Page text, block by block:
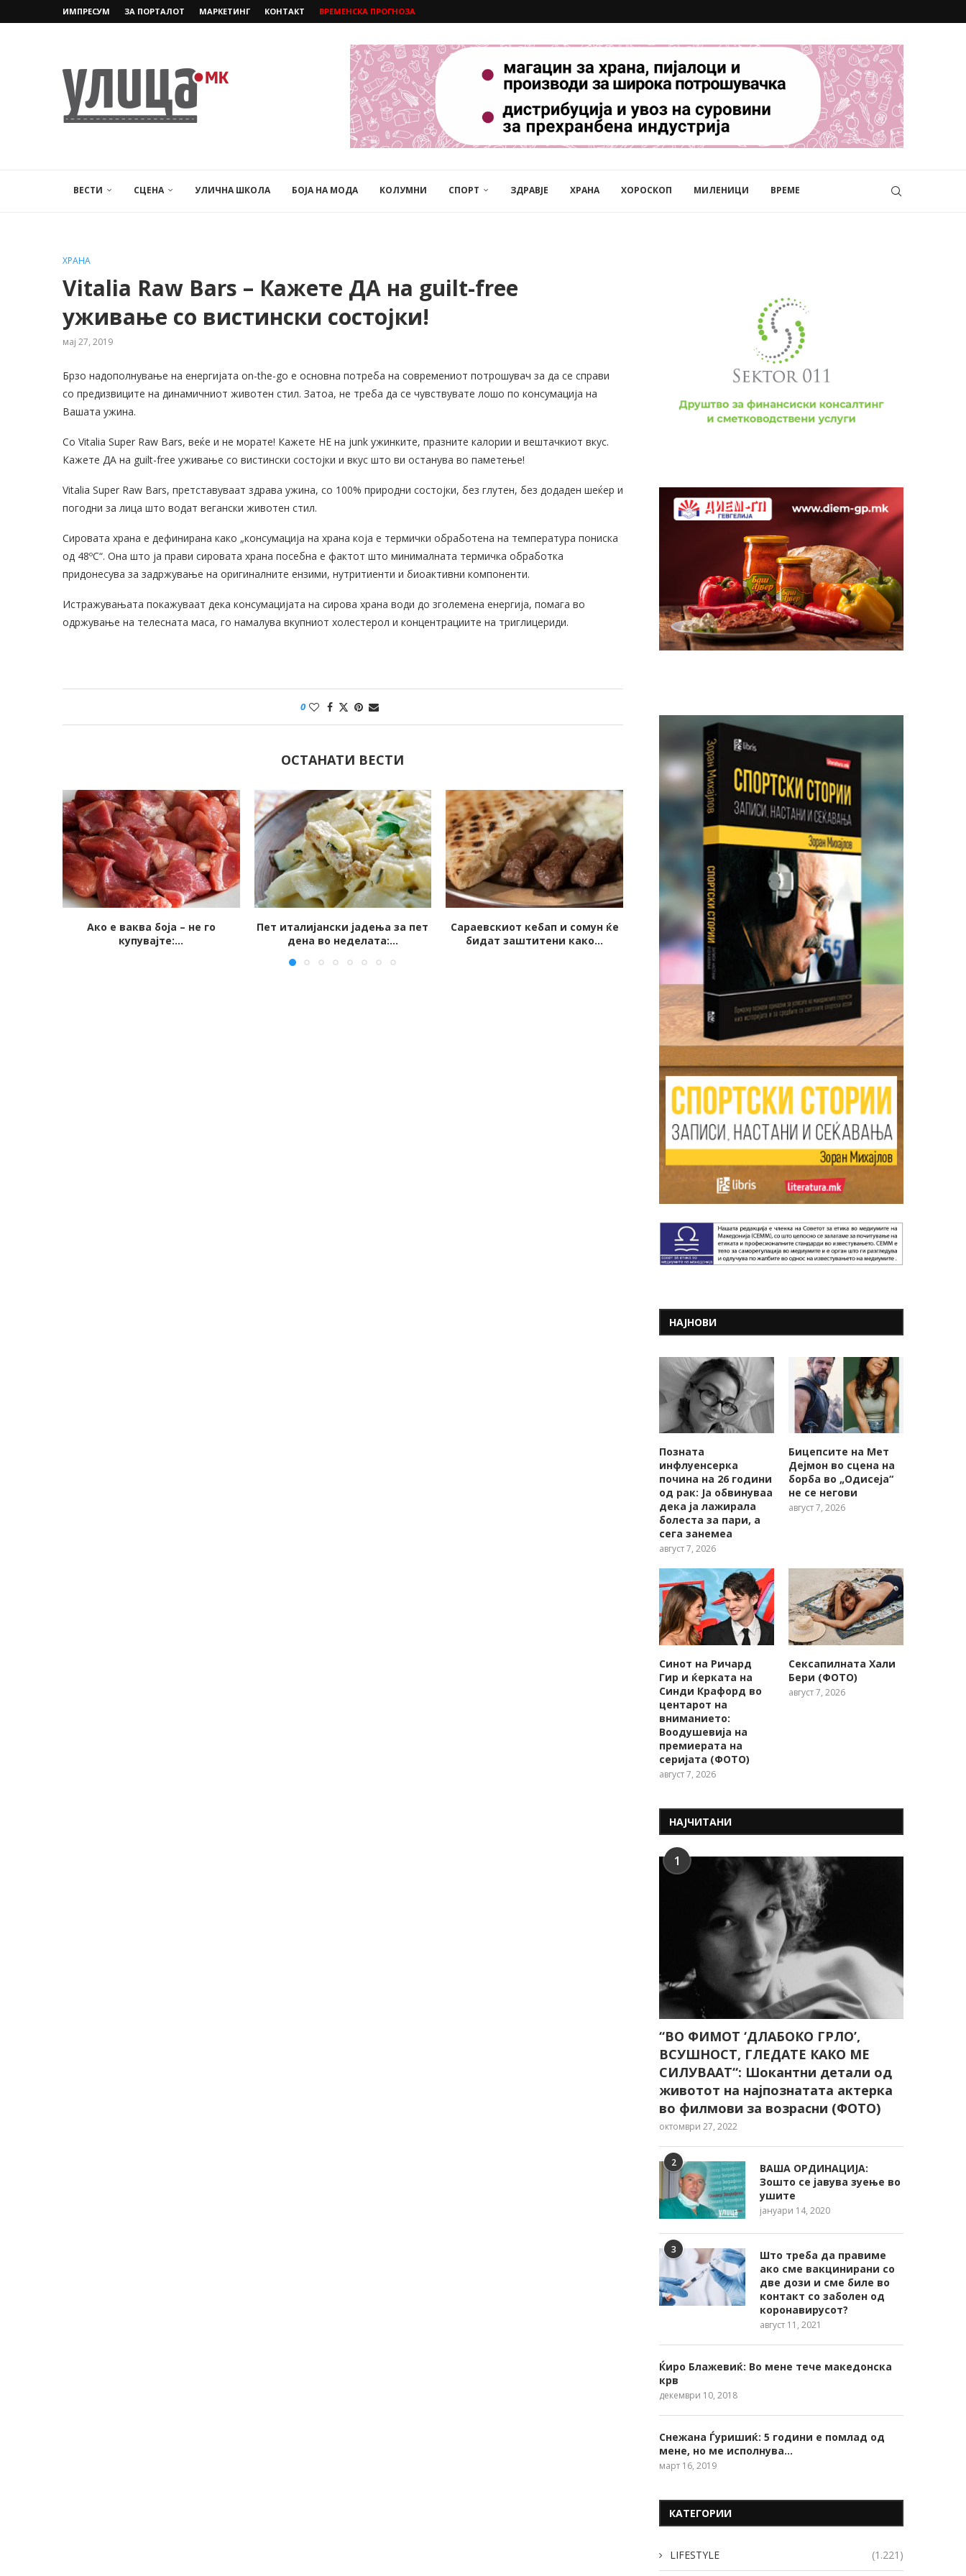
ИМПРЕСУМ ЗА ПОРТАЛОТ МАРКЕТИНГ КОНТАКТ ВРЕМЕНСКА ПРОГНОЗА
ВЕСТИ СЦЕНА УЛИЧНА ШКОЛА БОЈА НА МОДА КОЛУМНИ СПОРТ ЗДРАВЈЕ ХРАНА ХОРОСКОП МИЛЕНИЦИ ВРЕМЕ
ХРАНА
Vitalia Raw Bars – Кажете ДА на guilt-free
уживање со вистински состојки!
мај 27, 2019
Брзо надополнување на енергијата on-the-go е основна потреба на современиот потрошувач за да се справи
со предизвиците на динамичниот животен стил. Затоа, не треба да се чувствувате лошо по консумација на
Вашата ужина.
Со Vitalia Super Raw Bars, веќе и не морате! Кажете НЕ на junk ужинките, празните калории и вештачкиот вкус.
Кажете ДА на guilt-free уживање со вистински состојки и вкус што ви останува во паметење!
Vitalia Super Raw Bars, претставуваат здрава ужина, со 100% природни состојки, без глутен, без додаден шеќер и
погодни за лица што водат вегански животен стил.
Сировата храна е дефинирана како „консумација на храна која е термички обработена на температура пониска
од 48ºС“. Она што ја прави сировата храна посебна е фактот што минималната термичка обработка
придонесува за задржувањe на оригиналните ензими, нутритиенти и биоактивни компоненти.
Истражувањата покажуваат дека консумацијата на сирова храна води до зголемена енергија, помага во
одржување на телесната маса, го намалува вкупниот холестерол и концентрациите на триглицериди.
0
ОСТАНАТИ ВЕСТИ
Пет италијански јадења за пет
дена во неделата:...
Сараевскиот кебап и сомун ќе
бидат заштитени како...
БЕЗ НАПОРНИ ДИЕТИ: 15
основни совети за слабеење
ОТКАКО МЕСОТО ПОСКАПЕ:
Виенската шницла оди во
историјата?
ЏЕЈМИ ОЛИВЕР
КИЛОГРАМИ: Познатиот
НАЈНОВИ
Позната
инфлуенсерка
почина на 26 години
од рак: Ја обвинуваа
дека ја лажирала
болеста за пари, а
сега занемеа
август 7, 2026
Бицепсите на Мет
Дејмон во сцена на
борба во „Одисеја“
не се негови
август 7, 2026
Синот на Ричард
Гир и ќерката на
Синди Крафорд во
центарот на
вниманието:
Воодушевија на
премиерата на
серијата (ФОТО)
август 7, 2026
Сексапилната Хали
Бери (ФОТО)
август 7, 2026
НАЈЧИТАНИ
1
“ВО ФИМОТ ‘ДЛАБОКО ГРЛО’,
ВСУШНОСТ, ГЛЕДАТЕ КАКО МЕ
СИЛУВААТ“: Шокантни детали од
животот на најпознатата актерка
во филмови за возрасни (ФОТО)
октомври 27, 2022
2
ВАША ОРДИНАЦИЈА:
Зошто се јавува зуење во
ушите
јануари 14, 2020
3
Што треба да правиме
ако сме вакцинирани со
две дози и сме биле во
контакт со заболен од
коронавирусот?
август 11, 2021
Ќиро Блажевиќ: Во мене тече македонска
крв
декември 10, 2018
Снежана Ѓуришиќ: 5 години е помлад од
мене, но ме исполнува…
март 16, 2019
КАТЕГОРИИ
LIFESTYLE (1.221)